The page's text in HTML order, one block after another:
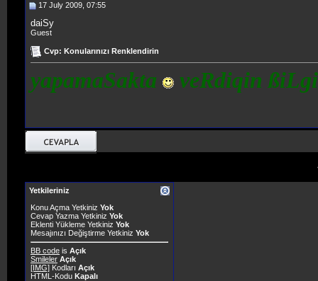
17 July 2009, 07:55
daiSy
Guest
Cvp: Konularınızı Renklendirin
yapamaSakta veRdiqin
Yetkileriniz
Konu Açma Yetkiniz Yok
Cevap Yazma Yetkiniz Yok
Eklenti Yükleme Yetkiniz Yok
Mesajınızı Değiştirme Yetkiniz Yok
BB code is Açık
Smileler Açık
[IMG] Kodları Açık
HTML-Kodu Kapalı